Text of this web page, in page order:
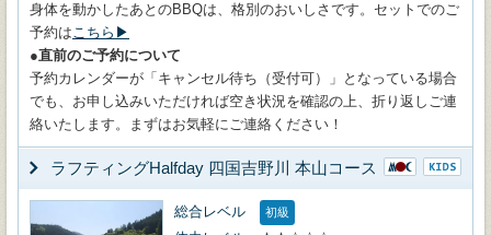
身体を動かしたあとのBBQは、格別のおいしさです。セットでのご
予約はこちら▶
●直前のご予約について
予約カレンダーが「キャンセル待ち（受付可）」となっている場合
でも、お申し込みいただければ空き状況を確認の上、折り返しご連
絡いたします。まずはお気軽にご連絡ください！
ラフティングHalfday 四国吉野川 本山コース
総合レベル 初級